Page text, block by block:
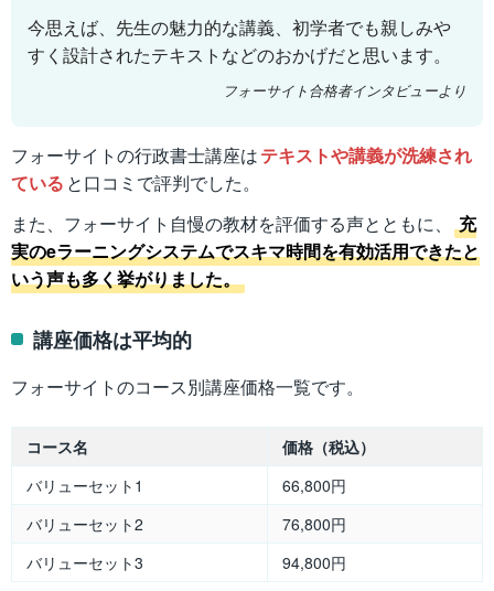
今思えば、先生の魅力的な講義、初学者でも親しみや
すく設計されたテキストなどのおかげだと思います。
フォーサイト合格者インタビューより
フォーサイトの行政書士講座はテキストや講義が洗練され
ている と口コミで評判でした。
また、フォーサイト自慢の教材を評価する声とともに、
充
実のeラーニングシステムでスキマ時間を有効活用できたと
いう声も多く挙がりました。
講座価格は平均的
フォーサイトのコース別講座価格一覧です。
コース名
価格（税込）
バリューセット1
66,800円
バリューセット2
76,800円
バリューセット3
94,800円